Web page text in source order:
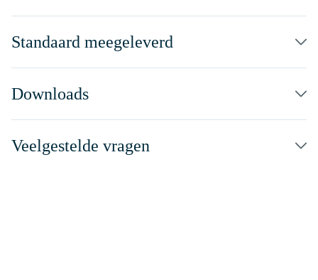
Standaard meegeleverd
Downloads
Veelgestelde vragen